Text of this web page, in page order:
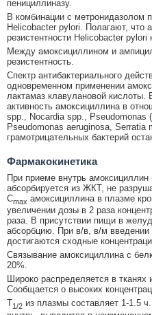
пенициллиназу.
В комбинации с метронидазолом
Helicobacter pylori. Полагают, что
резистентности Helicobacter pylori
Между амоксициллином и
резистентность.
Спектр антибактериального
одновременном применении
лактамаз клавулановой
активность амоксициллина в
spp., Nocardia spp., Pseudomonas
Pseudomonas aeruginosa, Serratia
грамотрицательных бактерий
Фармакокинетика
При приеме внутрь
абсорбируется из ЖКТ, не
Cmax амоксициллина в плазме
увеличении дозы в 2 раза
раза. В присутствии пищи в
абсорбцию. При в/в, в/м введении
достигаются сходные
Связывание амоксициллина с
20%.
Широко распределяется в тканях
Сообщается о высоких
T1/2 из плазмы составляет 1-1.5